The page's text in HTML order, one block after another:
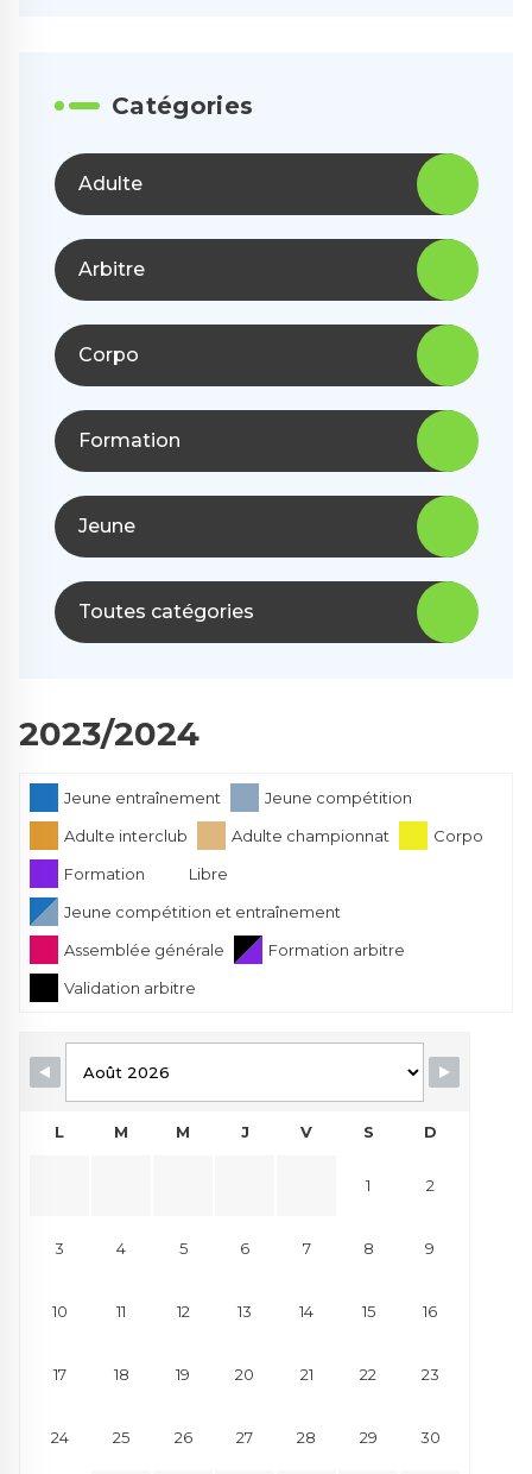
Catégories
Adulte
Arbitre
Corpo
Formation
Jeune
Toutes catégories
2023/2024
Jeune entraînement
Jeune compétition
Adulte interclub
Adulte championnat
Corpo
Formation
Libre
Jeune compétition et entraînement
Assemblée générale
Formation arbitre
Validation arbitre
L M M J V S D
1 2
3 4 5 6 7 8 9
10 11 12 13 14 15 16
17 18 19 20 21 22 23
24 25 26 27 28 29 30